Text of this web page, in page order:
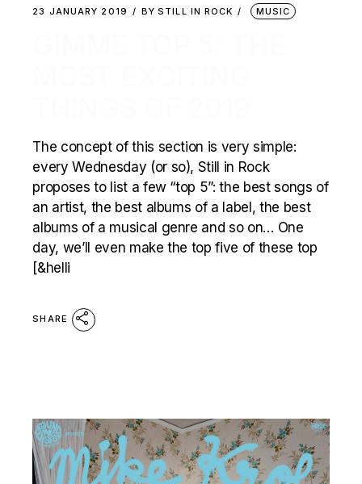
23 JANUARY 2019 BY STILL IN ROCK MUSIC
The concept of this section is very simple:
every Wednesday (or so), Still in Rock
proposes to list a few “top 5”: the best songs of
an artist, the best albums of a label, the best
albums of a musical genre and so on… One
day, we’ll even make the top five of these top
[&helli
SHARE